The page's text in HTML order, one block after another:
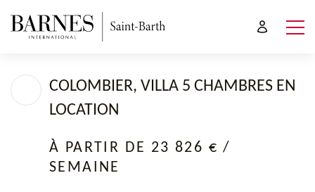
COLOMBIER, VILLA 5 CHAMBRES EN
LOCATION
À PARTIR DE 23 826 €/
SEMAINE